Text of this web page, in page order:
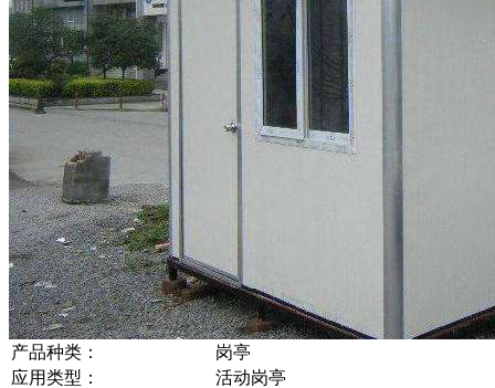
产品种类：
岗亭
应用类型：
活动岗亭